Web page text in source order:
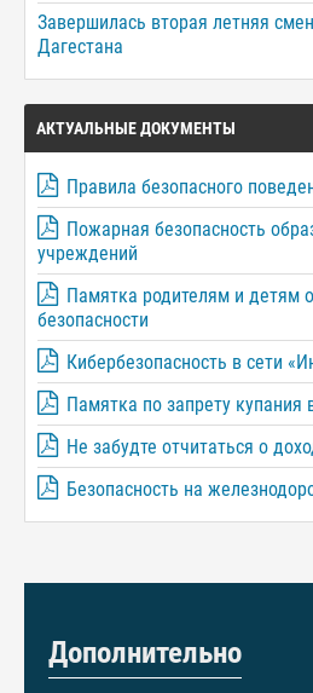
Завершилась вторая летняя
Дагестана
АКТУАЛЬНЫЕ ДОКУМЕНТЫ
Правила безопасного
Пожарная безопасность
учреждений
Памятка родителям и детям
безопасности
Кибербезопасность в сети
Памятка по запрету купания
Не забудте отчитаться о
Безопасность на
Дополнительно